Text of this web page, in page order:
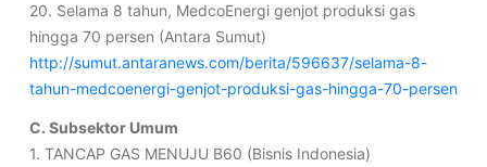
20. Selama 8 tahun, MedcoEnergi genjot produksi gas
hingga 70 persen (Antara Sumut)
http://sumut.antaranews.com/berita/596637/selama-8-
tahun-medcoenergi-genjot-produksi-gas-hingga-70-persen
C. Subsektor Umum
1. TANCAP GAS MENUJU B60 (Bisnis Indonesia)